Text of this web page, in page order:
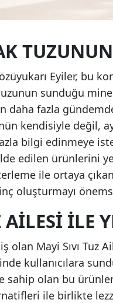
Eyiler, bu
sunduğu
daha fazla
kendisiyle değil,
bilgi edinmeye
edilen ürünlerini
ile ortaya
oluşturmayı
ILE
Mayi Sıvı Tuz
kullanıcılara
sahip olan bu
ile birlikte